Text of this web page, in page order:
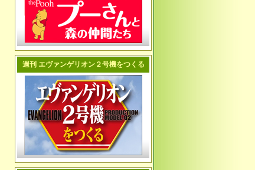
週刊 エヴァンゲリオン２号機をつくる